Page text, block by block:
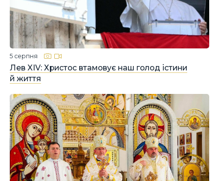
Лев XIV: Христос втамовує наш голод істини
й життя
5 серпня